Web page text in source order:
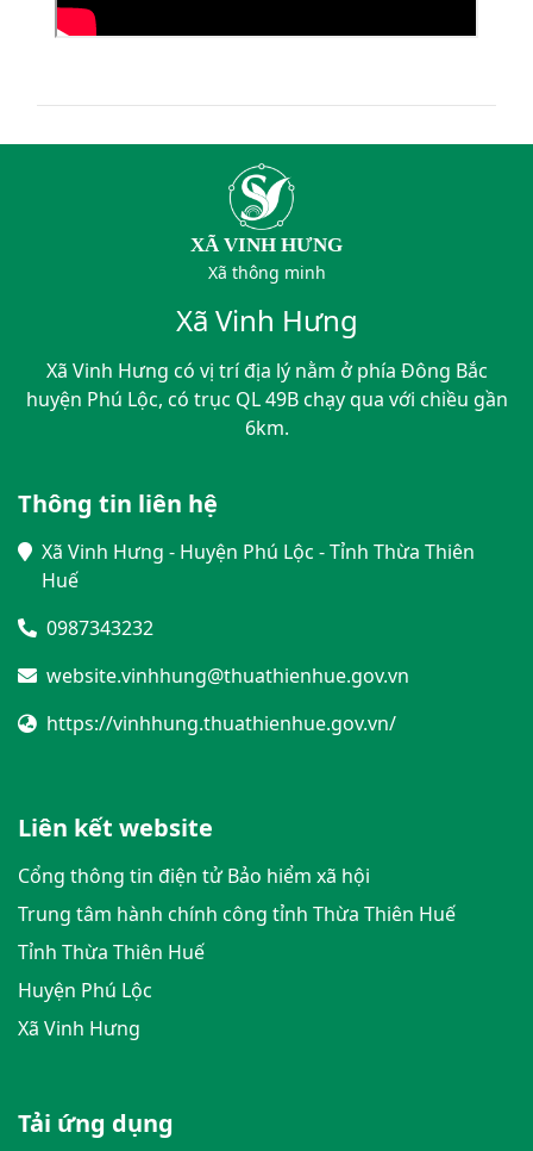
XÃ VINH HƯNG
Xã thông minh
Xã Vinh Hưng
Xã Vinh Hưng có vị trí địa lý nằm ở phía Đông Bắc
huyện Phú Lộc, có trục QL 49B chạy qua với chiều gần
6km.
Thông tin liên hệ
Xã Vinh Hưng - Huyện Phú Lộc - Tỉnh Thừa Thiên
Huế
0987343232
website.vinhhung@thuathienhue.gov.vn
https://vinhhung.thuathienhue.gov.vn/
Liên kết website
Cổng thông tin điện tử Bảo hiểm xã hội
Trung tâm hành chính công tỉnh Thừa Thiên Huế
Tỉnh Thừa Thiên Huế
Huyện Phú Lộc
Xã Vinh Hưng
Tải ứng dụng